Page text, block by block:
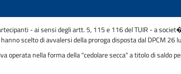
- ai sensi degli artt. 5, 115 e 116 del TUIR - a
scelto di avvalersi della proroga disposta dal DPCM
nella forma della "cedolare secca" a titolo di saldo